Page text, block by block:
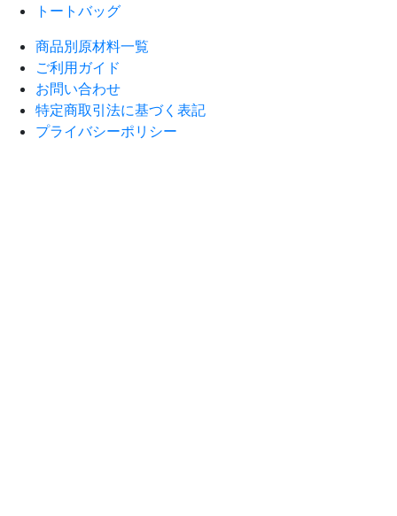
トートバッグ
商品別原材料一覧
ご利用ガイド
お問い合わせ
特定商取引法に基づく表記
プライバシーポリシー